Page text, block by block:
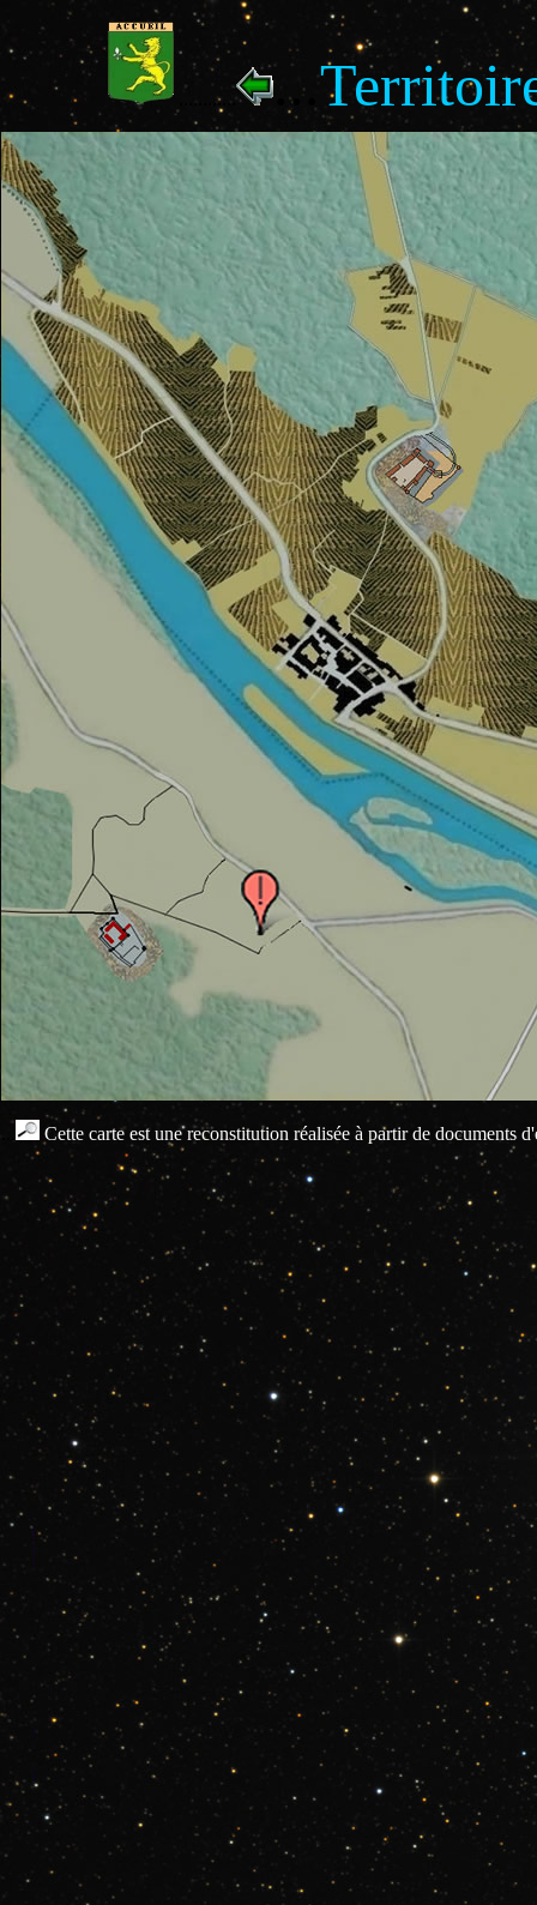
Cette carte est une reconstitution réalisée à partir de documents
............ ...